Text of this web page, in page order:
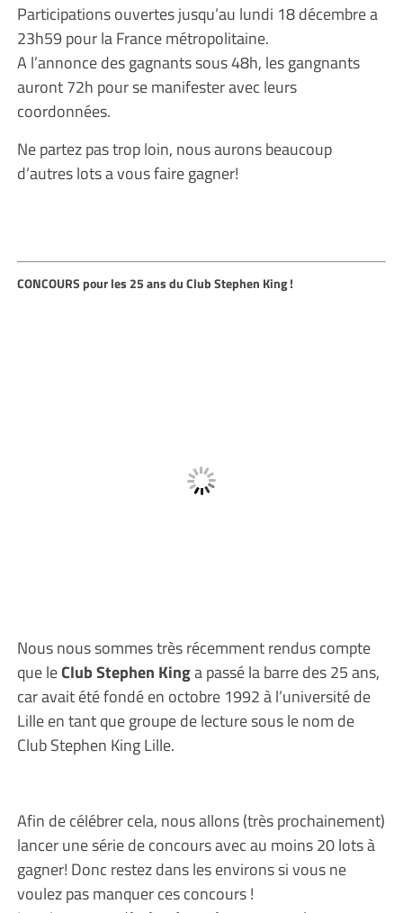
Participations ouvertes jusqu’au lundi 18 décembre a
23h59 pour la France métropolitaine.
A l’annonce des gagnants sous 48h, les gangnants
auront 72h pour se manifester avec leurs
coordonnées.
Ne partez pas trop loin, nous aurons beaucoup
d’autres lots a vous faire gagner!
CONCOURS pour les 25 ans du Club Stephen King !
Nous nous sommes très récemment rendus compte
que leClub Stephen Kinga passé la barre des 25 ans,
car avait été fondé en octobre 1992 à l’université de
Lille en tant que groupe de lecture sous le nom de
Club Stephen King Lille.
Afin de célébrer cela, nous allons (très prochainement)
lancer une série de concours avec au moins 20 lots à
gagner! Donc restez dans les environs si vous ne
voulez pas manquer ces concours !